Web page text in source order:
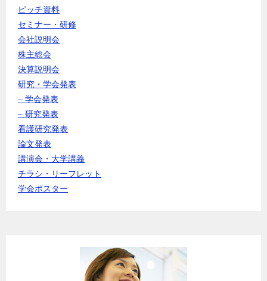
ピッチ資料
セミナー・研修
会社説明会
株主総会
決算説明会
研究・学会発表
– 学会発表
– 研究発表
看護研究発表
論文発表
講演会・大学講義
チラシ・リーフレット
学会ポスター